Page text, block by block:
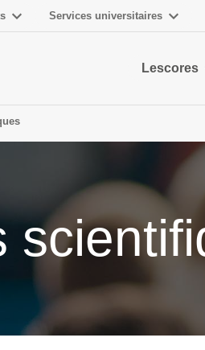
Services universitaires
Lescores